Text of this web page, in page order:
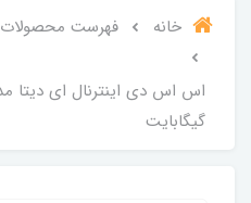
خانه فهرست محصولات
گیگابایت